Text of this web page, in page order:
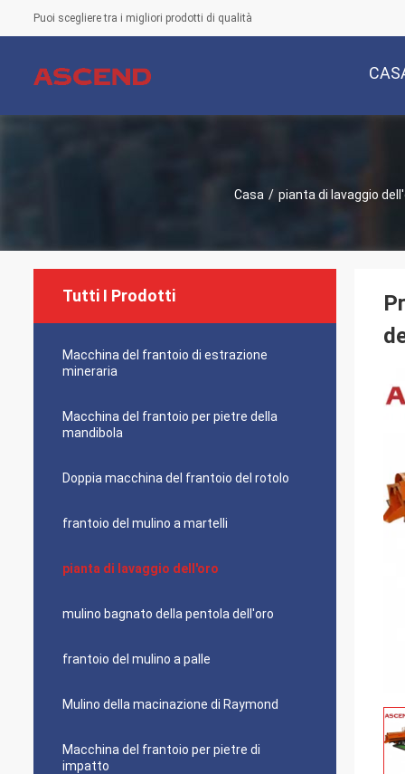
Puoi scegliere tra i migliori prodotti di qualità
Casa / pianta di lavaggio
Tutti I Prodotti
Macchina del frantoio di estrazione
mineraria
Macchina del frantoio per pietre della
mandibola
Doppia macchina del frantoio del rotolo
frantoio del mulino a martelli
pianta di lavaggio dell'oro
mulino bagnato della pentola dell'oro
frantoio del mulino a palle
Mulino della macinazione di Raymond
Macchina del frantoio per pietre di
impatto